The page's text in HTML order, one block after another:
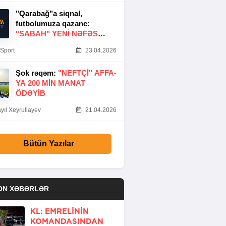
"Qarabağ"a siqnal,
futbolumuza qazanc:
"SABAH" YENI NƏFƏS
23.04.2026
Şok rəqəm: "NEFTÇI" AFFA-
YA 200 MIN MANAT
ÖDƏYIB
Xeyrullayev 21.04.2026
Bütün Yazılar
XƏBƏRLƏR
KL: EMRELININ
KOMANDASINDAN